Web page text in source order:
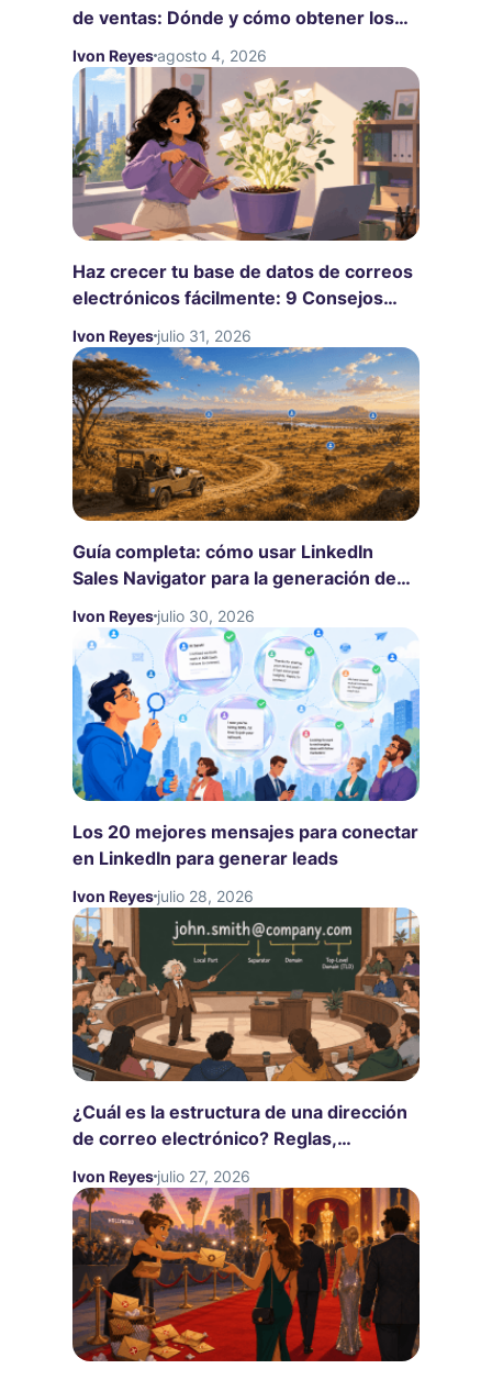
de ventas: Dónde y cómo obtener los
primeros datos
Ivon Reyesagosto 4, 2026
Haz crecer tu base de datos de correos
electrónicos fácilmente: 9 Consejos
para tu búsqueda de emails
Ivon Reyes julio 31, 2026
Guía completa: cómo usar LinkedIn
Sales Navigator para la generación de
leads
Ivon Reyes julio 30, 2026
Los 20 mejores mensajes para conectar
en LinkedIn para generar leads
Ivon Reyes julio 28, 2026
¿Cuál es la estructura de una dirección
de correo electrónico? Reglas,
componentes y buenas prácticas para
2026
Ivon Reyes julio 27, 2026